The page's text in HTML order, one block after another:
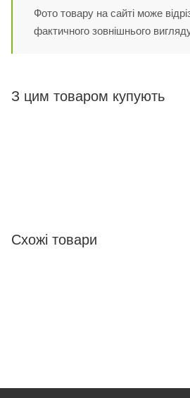
Фото товару на сайті може
фактичного зовнішнього
З цим товаром купують
Схожі товари